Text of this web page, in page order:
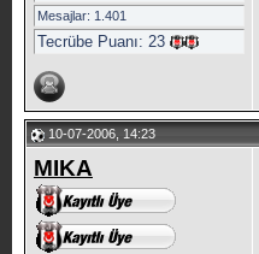
Mesajlar: 1.401
Tecrübe Puanı: 23
10-07-2006, 14:23
MIKA